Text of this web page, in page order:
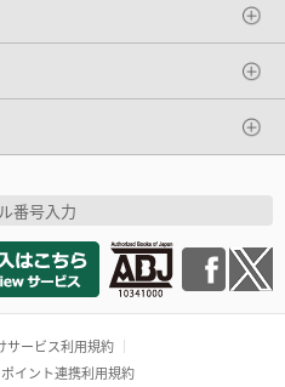
番号入力
サービス利用規約
イント連携利用規約